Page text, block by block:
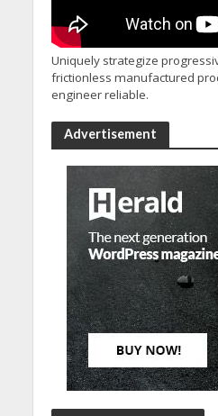
Uniquely strategize
frictionless manufactured
engineer reliable.
Advertisement